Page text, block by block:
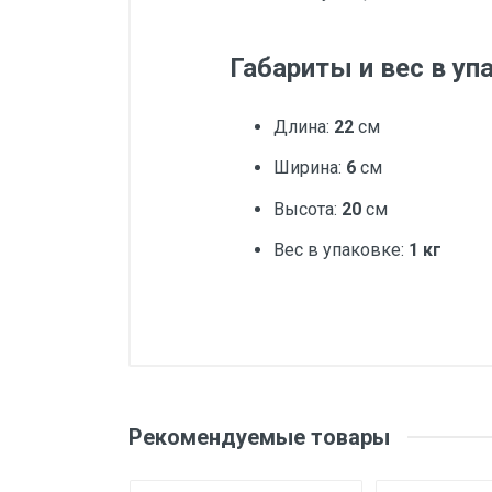
Габариты и вес в
Длина: 22 см
Ширина: 6 см
Высота: 20 см
Вес в упаковке: 1 кг
Производитель и место
Рекомендуемые товары